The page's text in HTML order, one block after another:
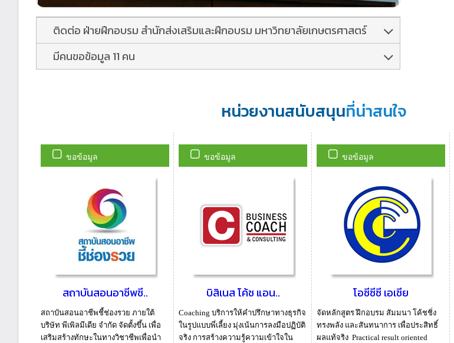
ติดต่อ ฝ่ายฝึกอบรม สำนักส่งเสริมและฝึกอบรม มหาวิทยาลัยเกษตรศาสตร์
มีคนขอข้อมูล 11 คน
หน่วยงานสนับสนุนที่น่าสนใจ
ขอข้อมูล
สถาบันสอนอาชีพชี..
สถาบันสอนอาชีพชี้ช่องรวย ภายใต้
บริษัท พีเพิลมีเดีย จำกัด จัดตั้งขึ้น เพื่อ
เสริมสร้างทักษะในทางวิชาชีพเพื่อนำ
ขอข้อมูล
บิสิเนส โค้ช แอน..
Coaching บริการให้คำปรึกษาทางธุรกิจ
ในรูปแบบพี่เลี้ยง มุ่งเน้นการลงมือปฏิบัติ
จริง การสร้างความรู้ความเข้าใจใน
ขอข้อมูล
โอซีซีซี เอเชีย
จัดหลักสูตร ฝึกอบรม สัมมนา โค้ชชิ่ง
ทรงพลัง และสันทนาการ เพื่อประสิทธิ์
ผลแท้จริง Practical result oriented